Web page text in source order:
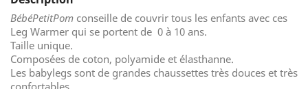
BébéPetitPom conseille de couvrir tous les enfants avec ces
Leg Warmer qui se portent de 0 à 10 ans.
Taille unique.
Composées de coton, polyamide et élasthanne.
Les babylegs sont de grandes chaussettes très douces et très
confortables.